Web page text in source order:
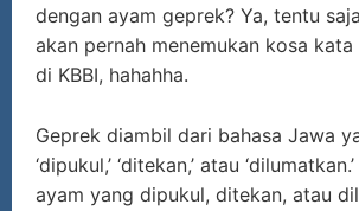
dengan ayam geprek? Ya, tentu
akan pernah menemukan kosa
di KBBI, hahahha.
Geprek diambil dari bahasa Jawa
‘dipukul,’ ‘ditekan,’ atau
ayam yang dipukul, ditekan, atau